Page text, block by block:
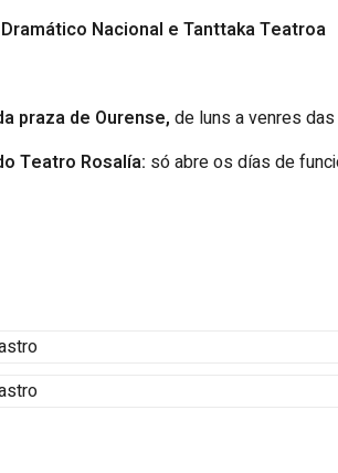
Nacional e Tanttaka Teatroa
praza de Ourense, de luns a venres
Teatro Rosalía: só abre os días de